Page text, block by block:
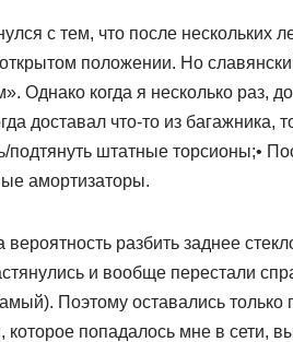
с тем, что после нескольких
положении. Но
Однако когда я несколько раз,
доставал что-то из багажника,
подтянуть штатные торсионы;•
амортизаторы.
вероятность разбить заднее
и вообще перестали
Поэтому оставались только
попадалось мне в сети,